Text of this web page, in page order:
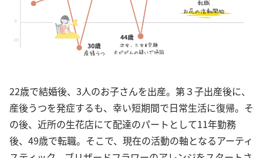
22歳で結婚後、3人のお子さんを出産。第３子出産後に、
産後うつを発症するも、幸い短期間で日常生活に復帰。そ
の後、近所の生花店にて配達のパートとして11年勤務
後、49歳で転職。そこで、現在の活動の軸となるアーティ